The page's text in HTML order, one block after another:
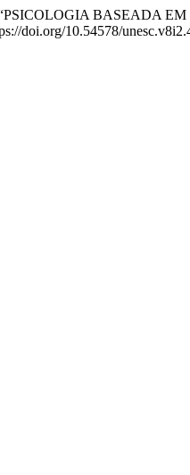
“PSICOLOGIA BASEADA
doi.org/10.54578/